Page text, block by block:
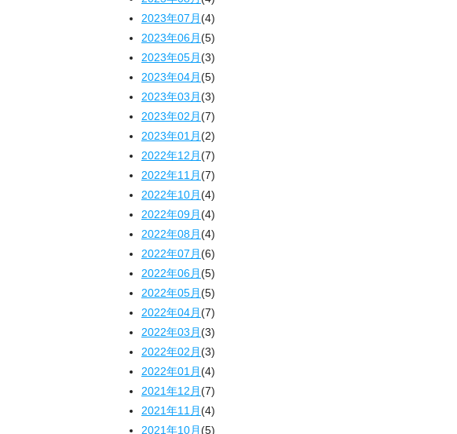
2023年07月(4)
2023年06月(5)
2023年05月(3)
2023年04月(5)
2023年03月(3)
2023年02月(7)
2023年01月(2)
2022年12月(7)
2022年11月(7)
2022年10月(4)
2022年09月(4)
2022年08月(4)
2022年07月(6)
2022年06月(5)
2022年05月(5)
2022年04月(7)
2022年03月(3)
2022年02月(3)
2022年01月(4)
2021年12月(7)
2021年11月(4)
2021年10月(5)